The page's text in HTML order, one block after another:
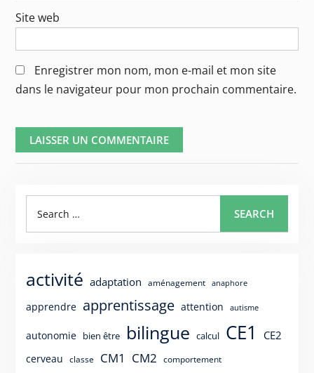
Site web
Enregistrer mon nom, mon e-mail et mon site
dans le navigateur pour mon prochain commentaire.
for:
SEARCH
activité adaptation aménagement anaphore
apprendre apprentissage attention autisme
autonomie bien être bilingue calcul CE1 CE2
cerveau classe CM1 CM2 comportement